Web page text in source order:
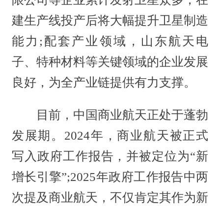
建生产线投产后将大幅提升卫星制造
能力;配套产业领域，山东航天电
子、特种材料等关键领域的企业发展
良好，为全产业链提供有力支撑。
目前，中国商业航天正处于蓬勃
发展期。2024年，商业航天被正式
写入政府工作报告，并被定位为“新
增长引擎”;2025年政府工作报告中两
次提及商业航天，不仅肯定其作为新